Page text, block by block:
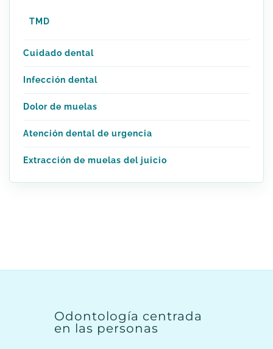
TMD
Cuidado dental
Infección dental
Dolor de muelas
Atención dental de urgencia
Extracción de muelas del juicio
Odontología centrada
en las personas